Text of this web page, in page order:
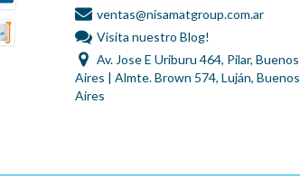
ventas@nisamatgroup.com.ar
Visita nuestro Blog!
Av. Jose E Uriburu 464, Pilar, Buenos
Aires | Almte. Brown 574, Luján, Buenos
Aires